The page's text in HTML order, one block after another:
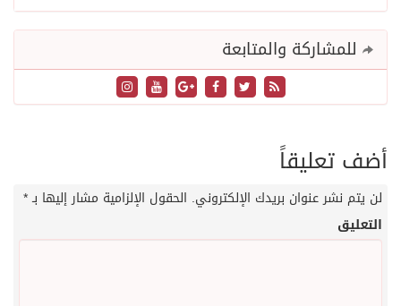
للمشاركة والمتابعة
أضف تعليقاً
لن يتم نشر عنوان بريدك الإلكتروني. الحقول الإلزامية مشار إليها بـ*
التعليق